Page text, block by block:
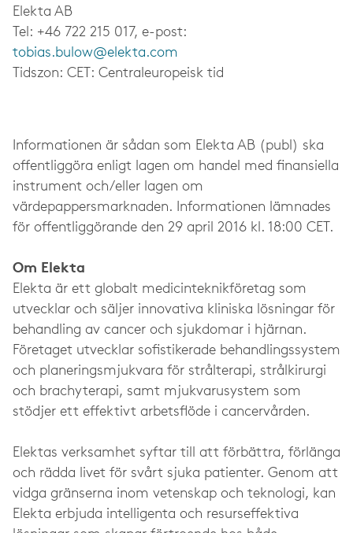
Elekta AB
Tel: +46 722 215 017, e-post:
tobias.bulow@elekta.com
Tidszon: CET: Centraleuropeisk tid
Informationen är sådan som Elekta AB (publ) ska
offentliggöra enligt lagen om handel med finansiella
instrument och/eller lagen om
värdepappersmarknaden. Informationen lämnades
för offentliggörande den 29 april 2016 kl. 18:00 CET.
Om Elekta
Elekta är ett globalt medicinteknikföretag som
utvecklar och säljer innovativa kliniska lösningar för
behandling av cancer och sjukdomar i hjärnan.
Företaget utvecklar sofistikerade behandlingssystem
och planeringsmjukvara för strålterapi, strålkirurgi
och brachyterapi, samt mjukvarusystem som
stödjer ett effektivt arbetsflöde i cancervården.
Elektas verksamhet syftar till att förbättra, förlänga
och rädda livet för svårt sjuka patienter. Genom att
vidga gränserna inom vetenskap och teknologi, kan
Elekta erbjuda intelligenta och resurseffektiva